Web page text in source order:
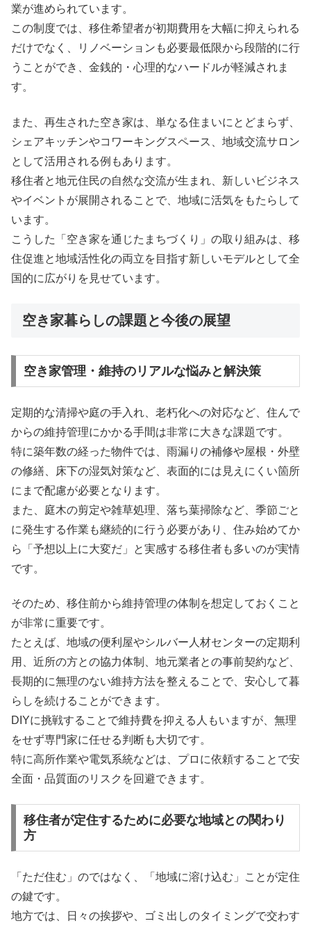
業が進められています。
この制度では、移住希望者が初期費用を大幅に抑えられる
だけでなく、リノベーションも必要最低限から段階的に行
うことができ、金銭的・心理的なハードルが軽減されま
す。
また、再生された空き家は、単なる住まいにとどまらず、
シェアキッチンやコワーキングスペース、地域交流サロン
として活用される例もあります。
移住者と地元住民の自然な交流が生まれ、新しいビジネス
やイベントが展開されることで、地域に活気をもたらして
います。
こうした「空き家を通じたまちづくり」の取り組みは、移
住促進と地域活性化の両立を目指す新しいモデルとして全
国的に広がりを見せています。
空き家暮らしの課題と今後の展望
空き家管理・維持のリアルな悩みと解決策
定期的な清掃や庭の手入れ、老朽化への対応など、住んで
からの維持管理にかかる手間は非常に大きな課題です。
特に築年数の経った物件では、雨漏りの補修や屋根・外壁
の修繕、床下の湿気対策など、表面的には見えにくい箇所
にまで配慮が必要となります。
また、庭木の剪定や雑草処理、落ち葉掃除など、季節ごと
に発生する作業も継続的に行う必要があり、住み始めてか
ら「予想以上に大変だ」と実感する移住者も多いのが実情
です。
そのため、移住前から維持管理の体制を想定しておくこと
が非常に重要です。
たとえば、地域の便利屋やシルバー人材センターの定期利
用、近所の方との協力体制、地元業者との事前契約など、
長期的に無理のない維持方法を整えることで、安心して暮
らしを続けることができます。
DIYに挑戦することで維持費を抑える人もいますが、無理
をせず専門家に任せる判断も大切です。
特に高所作業や電気系統などは、プロに依頼することで安
全面・品質面のリスクを回避できます。
移住者が定住するために必要な地域との関わり
方
「ただ住む」のではなく、「地域に溶け込む」ことが定住
の鍵です。
地方では、日々の挨拶や、ゴミ出しのタイミングで交わす